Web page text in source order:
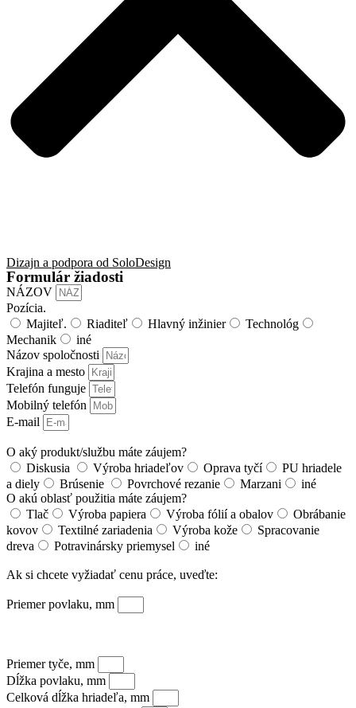
Dizajn a podpora od SoloDesign
Formulár žiadosti
NÁZOV
Pozícia.
Majiteľ.
Riaditeľ Hlavný inžinier
Technológ
Mechanik
iné
Názov spoločnosti
Krajina a mesto
Telefón funguje
Mobilný telefón
E-mail
O aký produkt/službu máte záujem?
Diskusia
Výroba hriadeľov Oprava tyčí
PU hriadele
a diely
Brúsenie Povrchové rezanie Marzani
iné
O akú oblasť použitia máte záujem?
Tlač
Výroba papiera Výroba fólií a obalov
Obrábanie
kovov
Textilné zariadenia Výroba kože
Spracovanie
dreva
Potravinársky priemysel iné
Ak si chcete vyžiadať cenu práce, uveďte:
Priemer povlaku, mm
Priemer tyče, mm
Dĺžka povlaku, mm
Celková dĺžka hriadeľa, mm